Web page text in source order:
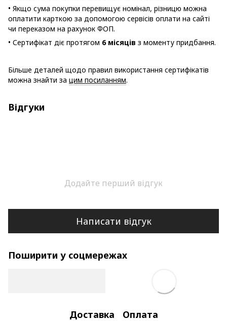
• Якщо сума покупки перевищує номінал, різницю можна
оплатити карткою за допомогою сервісів оплати на сайті
чи переказом на рахунок ФОП.
• Сертифікат діє протягом 6 місяців з моменту придбання.
Більше деталей щодо правил використання сертифікатів
можна знайти за цим посиланням.
Відгуки
Додайте перший відгук
Написати відгук
Поширити у соцмережах
Доставка Оплата